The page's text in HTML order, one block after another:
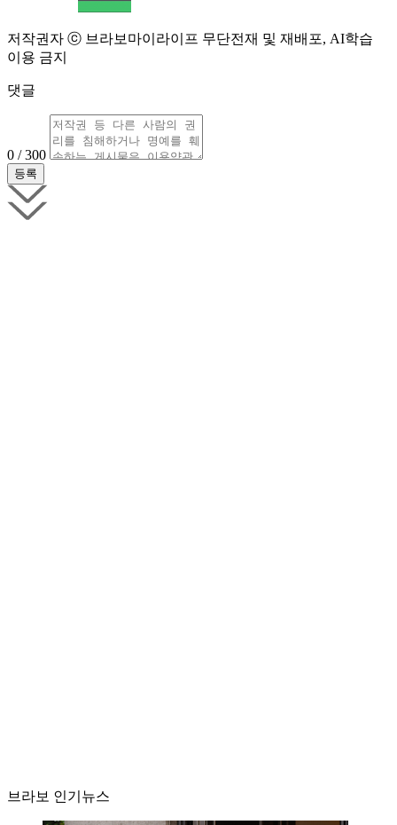
저작권자 ⓒ 브라보마이라이프 무단전재 및 재배포, AI학습
이용 금지
댓글
0 / 300
브라보 인기뉴스